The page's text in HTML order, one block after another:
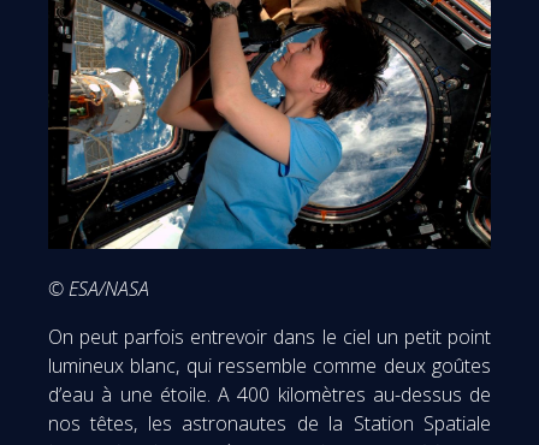
© ESA/NASA
On peut parfois entrevoir dans le ciel un petit point
lumineux blanc, qui ressemble comme deux goûtes
d’eau à une étoile. A 400 kilomètres au-dessus de
nos têtes, les astronautes de la Station Spatiale